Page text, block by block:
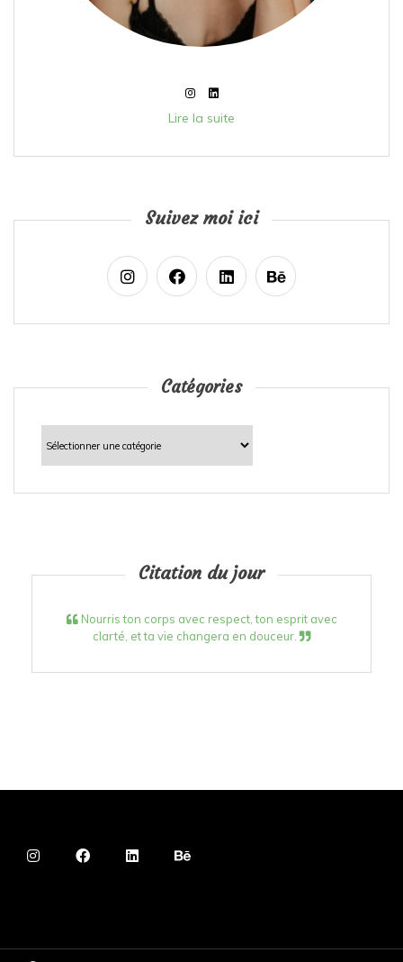
Lire la suite
Suivez moi ici
Catégories
Catégories
Citation du jour
Nourris ton corps avec respect, ton esprit avec
clarté, et ta vie changera en douceur.